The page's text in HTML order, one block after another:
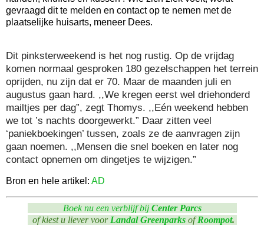
gevraagd dit te melden en contact op te nemen met de
plaatselijke huisarts, meneer Dees.
Dit pinksterweekend is het nog rustig. Op de vrijdag
komen normaal gesproken 180 gezelschappen het terrein
oprijden, nu zijn dat er 70. Maar de maanden juli en
augustus gaan hard. ,,We kregen eerst wel driehonderd
mailtjes per dag”, zegt Thomys. ,,Eén weekend hebben
we tot ’s nachts doorgewerkt.” Daar zitten veel
‘paniekboekingen’ tussen, zoals ze de aanvragen zijn
gaan noemen. ,,Mensen die snel boeken en later nog
contact opnemen om dingetjes te wijzigen.”
Bron en hele artikel: AD
Boek nu een verblijf bij Center Parcs
of kiest u liever voor Landal GreenparksofRoompot.